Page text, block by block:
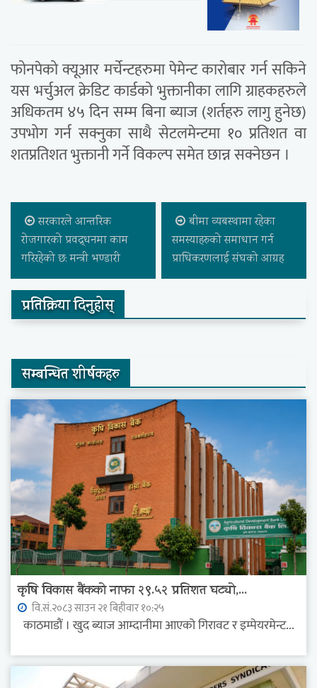
फोनपेको क्यूआर मर्चेन्टहरुमा पेमेन्ट कारोबार गर्न सकिने
यस भर्चुअल क्रेडिट कार्डको भुक्तानीका लागि ग्राहकहरुले
अधिकतम ४५ दिन सम्म बिना ब्याज (शर्तहरु लागु हुनेछ)
उपभोग गर्न सक्नुका साथै सेटलमेन्टमा १० प्रतिशत वा
शतप्रतिशत भुक्तानी गर्ने विकल्प समेत छान्न सक्नेछन ।
सरकारले आन्तरिक
रोजगारको प्रवद्र्धनमा काम
गरिरहेको छ: मन्त्री भण्डारी
बीमा व्यबस्थामा रहेका
समस्याहरुको समाधान गर्न
प्राधिकरणलाई संघको आग्रह
प्रतिक्रिया दिनुहोस्
सम्बन्धित शीर्षकहरु
कृषि विकास बैंकको नाफा २९.५२ प्रतिशत घट्यो,...
वि.सं.२०८३ साउन २१ बिहीवार १०:२५
काठमाडौं । खुद ब्याज आम्दानीमा आएको गिरावट र इम्पेयरमेन्ट...